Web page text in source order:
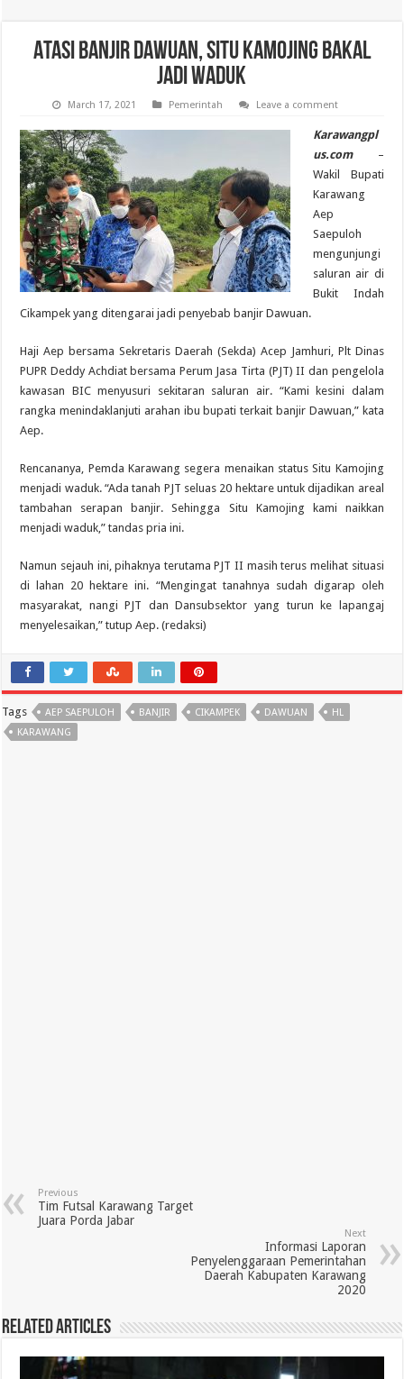
Atasi Banjir Dawuan, Situ Kamojing Bakal
Jadi Waduk
March 17, 2021 Pemerintah Leave a comment
Karawangpl
us.com–
Wakil Bupati
Karawang
Aep
Saepuloh
mengunjungi
saluran air di
Bukit Indah
Cikampek yang ditengarai jadi penyebab banjir Dawuan.
Haji Aep bersama Sekretaris Daerah (Sekda) Acep Jamhuri, Plt Dinas
PUPR Deddy Achdiat bersama Perum Jasa Tirta (PJT) II dan pengelola
kawasan BIC menyusuri sekitaran saluran air. “Kami kesini dalam
rangka menindaklanjuti arahan ibu bupati terkait banjir Dawuan,” kata
Aep.
Rencananya, Pemda Karawang segera menaikan status Situ Kamojing
menjadi waduk. “Ada tanah PJT seluas 20 hektare untuk dijadikan areal
tambahan serapan banjir. Sehingga Situ Kamojing kami naikkan
menjadi waduk,” tandas pria ini.
Namun sejauh ini, pihaknya terutama PJT II masih terus melihat situasi
di lahan 20 hektare ini. “Mengingat tanahnya sudah digarap oleh
masyarakat, nangi PJT dan Dansubsektor yang turun ke lapangaj
menyelesaikan,” tutup Aep. (redaksi)
Tags AEP SAEPULOH BANJIR CIKAMPEK DAWUAN
HL
KARAWANG
Previous
Tim Futsal Karawang Target
Juara Porda Jabar
Next
Informasi Laporan
Penyelenggaraan Pemerintahan
Daerah Kabupaten Karawang
2020
Related Articles